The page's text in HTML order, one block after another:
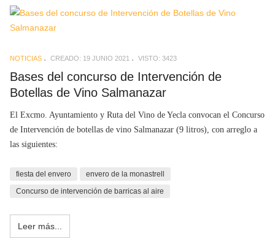
NOTICIAS CREADO: 19 JUNIO 2021 VISTO: 3423
Bases del concurso de Intervención de
Botellas de Vino Salmanazar
El Excmo. Ayuntamiento y Ruta del Vino de Yecla convocan el Concurso
de Intervención de botellas de vino Salmanazar (9 litros), con arreglo a
las siguientes:
fiesta del envero
envero de la monastrell
Concurso de intervención de barricas al aire
Leer más...